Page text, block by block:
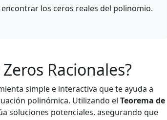
los ceros reales del polinomio.
Racionales?
simple e interactiva que te ayuda a
polinómica. Utilizando el Teorema de
soluciones potenciales, asegurando que